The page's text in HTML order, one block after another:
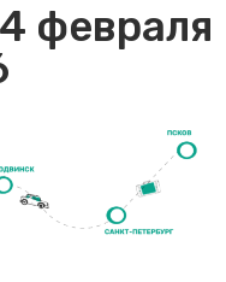
февраля